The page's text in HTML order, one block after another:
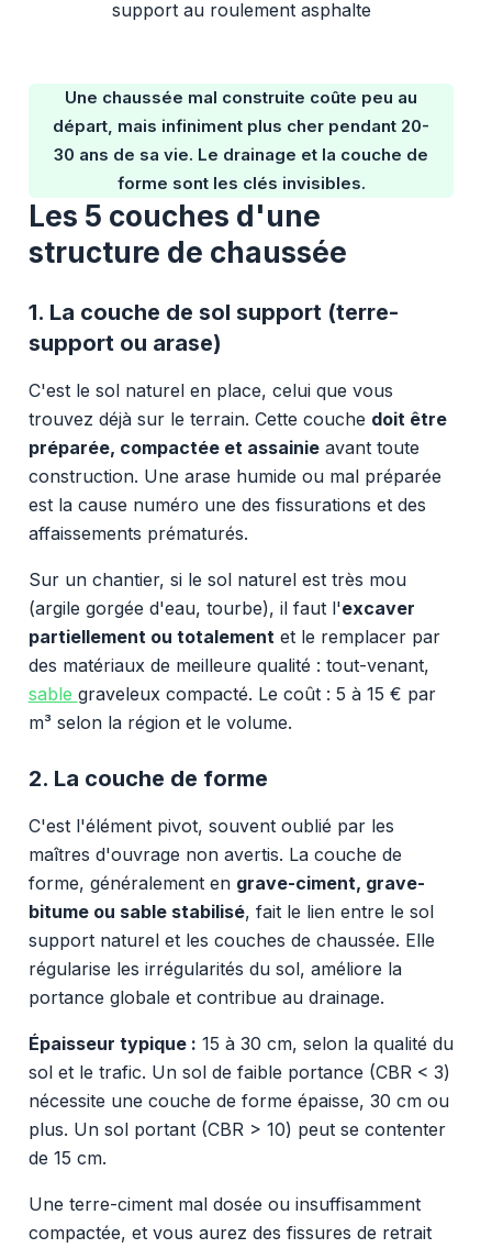
support au roulement asphalte
Une chaussée mal construite coûte peu au
départ, mais infiniment plus cher pendant 20-
30 ans de sa vie. Le drainage et la couche de
forme sont les clés invisibles.
Les 5 couches d'une
structure de chaussée
1. La couche de sol support (terre-
support ou arase)
C'est le sol naturel en place, celui que vous
trouvez déjà sur le terrain. Cette couche doit être
préparée, compactée et assainieavant toute
construction. Une arase humide ou mal préparée
est la cause numéro une des fissurations et des
affaissements prématurés.
Sur un chantier, si le sol naturel est très mou
(argile gorgée d'eau, tourbe), il faut l'excaver
partiellement ou totalement et le remplacer par
des matériaux de meilleure qualité : tout-venant,
sable graveleux compacté. Le coût : 5 à 15 € par
m³ selon la région et le volume.
2. La couche de forme
C'est l'élément pivot, souvent oublié par les
maîtres d'ouvrage non avertis. La couche de
forme, généralement en grave-ciment, grave-
bitume ou sable stabilisé, fait le lien entre le sol
support naturel et les couches de chaussée. Elle
régularise les irrégularités du sol, améliore la
portance globale et contribue au drainage.
Épaisseur typique : 15 à 30 cm, selon la qualité du
sol et le trafic. Un sol de faible portance (CBR < 3)
nécessite une couche de forme épaisse, 30 cm ou
plus. Un sol portant (CBR > 10) peut se contenter
de 15 cm.
Une terre-ciment mal dosée ou insuffisamment
compactée, et vous aurez des fissures de retrait